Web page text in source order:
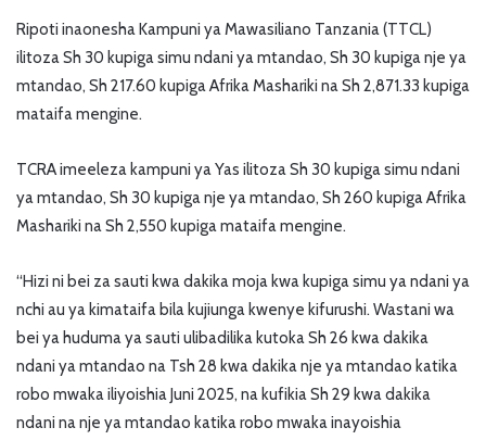
Ripoti inaonesha Kampuni ya Mawasiliano Tanzania (TTCL)
ilitoza Sh 30 kupiga simu ndani ya mtandao, Sh 30 kupiga nje ya
mtandao, Sh 217.60 kupiga Afrika Mashariki na Sh 2,871.33 kupiga
mataifa mengine.
TCRA imeeleza kampuni ya Yas ilitoza Sh 30 kupiga simu ndani
ya mtandao, Sh 30 kupiga nje ya mtandao, Sh 260 kupiga Afrika
Mashariki na Sh 2,550 kupiga mataifa mengine.
“Hizi ni bei za sauti kwa dakika moja kwa kupiga simu ya ndani ya
nchi au ya kimataifa bila kujiunga kwenye kifurushi. Wastani wa
bei ya huduma ya sauti ulibadilika kutoka Sh 26 kwa dakika
ndani ya mtandao na Tsh 28 kwa dakika nje ya mtandao katika
robo mwaka iliyoishia Juni 2025, na kufikia Sh 29 kwa dakika
ndani na nje ya mtandao katika robo mwaka inayoishia